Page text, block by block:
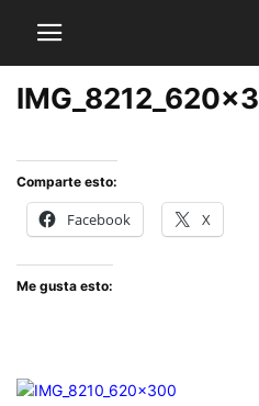
Comparte esto:
Facebook X
Me gusta esto: